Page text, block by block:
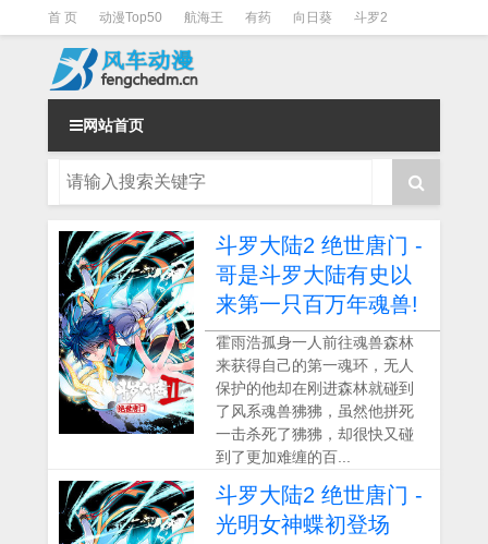
首 页 动漫Top50 航海王 有药 向日葵 斗罗2
斗罗3 火影 一拳超人
网站首页
斗罗大陆2 绝世唐门 -
哥是斗罗大陆有史以
来第一只百万年魂兽!
霍雨浩孤身一人前往魂兽森林
来获得自己的第一魂环，无人
保护的他却在刚进森林就碰到
了风系魂兽狒狒，虽然他拼死
一击杀死了狒狒，却很快又碰
到了更加难缠的百...
斗罗大陆2 绝世唐门 -
光明女神蝶初登场